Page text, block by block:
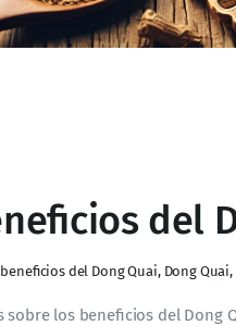
del
beneficios del Dong Quai, Dong Quai,
sobre los beneficios del